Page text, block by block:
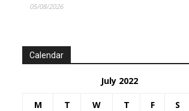
05/08/2026
Calendar
July 2022
M T W T F S